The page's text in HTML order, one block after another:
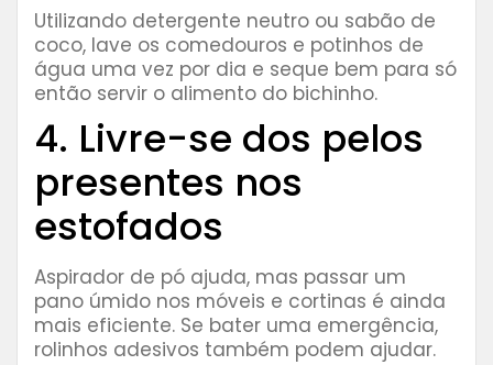
Utilizando detergente neutro ou sabão de
coco, lave os comedouros e potinhos de
água uma vez por dia e seque bem para só
então servir o alimento do bichinho.
4. Livre-se dos pelos
presentes nos
estofados
Aspirador de pó ajuda, mas passar um
pano úmido nos móveis e cortinas é ainda
mais eficiente. Se bater uma emergência,
rolinhos adesivos também podem ajudar.